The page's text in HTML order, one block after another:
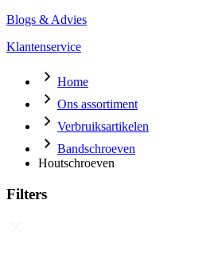
Blogs & Advies
Klantenservice
Home
Ons assortiment
Verbruiksartikelen
Bandschroeven
Houtschroeven
Filters